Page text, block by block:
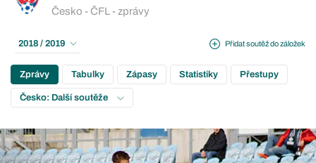
Česko - ČFL - zprávy
Přidat soutěž do záložek
2018 / 2019
Zprávy Tabulky Zápasy Statistiky Přestupy
Česko: Další soutěže